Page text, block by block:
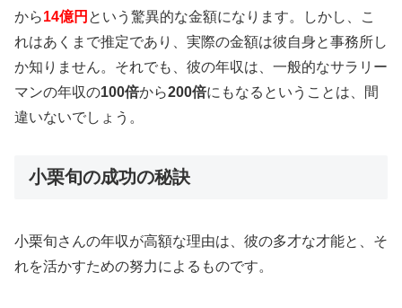
から14億円 という驚異的な金額になります。しかし、こ
れはあくまで推定であり、実際の金額は彼自身と事務所し
か知りません。それでも、彼の年収は、一般的なサラリー
マンの年収の100倍から200倍にもなるということは、間
違いないでしょう。
小栗旬の成功の秘訣
小栗旬さんの年収が高額な理由は、彼の多才な才能と、そ
れを活かすための努力によるものです。